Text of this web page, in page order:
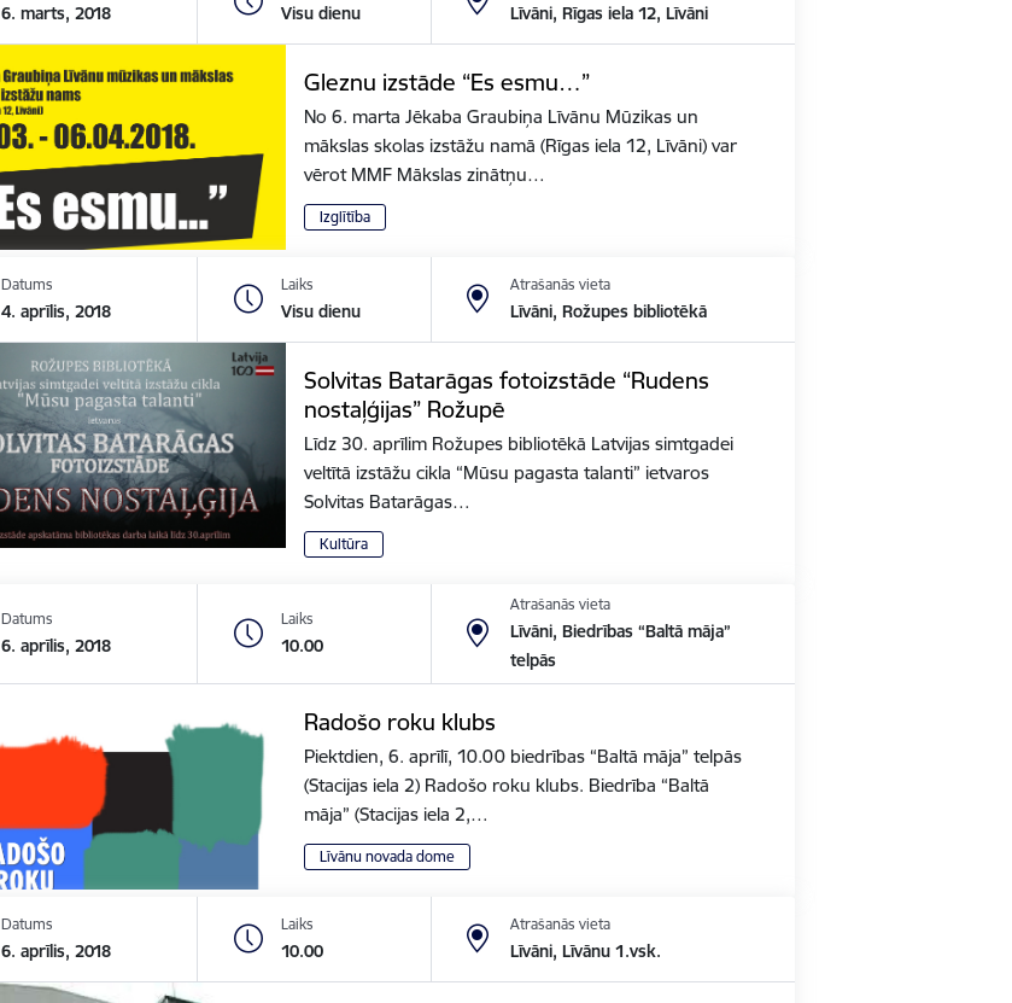
6. marts, 2018 Visu dienu Līvāni, Rīgas iela 12, Līvāni
Gleznu izstāde “Es esmu…”
No 6. marta Jēkaba Graubiņa Līvānu Mūzikas un
mākslas skolas izstāžu namā (Rīgas iela 12, Līvāni) var
vērot MMF Mākslas zinātņu…
Izglītība
Datums
4. aprīlis, 2018
Laiks
Visu dienu
Atrašanās vieta
Līvāni, Rožupes bibliotēkā
Solvitas Batarāgas fotoizstāde “Rudens
nostaļģijas” Rožupē
Līdz 30. aprīlim Rožupes bibliotēkā Latvijas simtgadei
veltītā izstāžu cikla “Mūsu pagasta talanti” ietvaros
Solvitas Batarāgas…
Kultūra
Datums
6. aprīlis, 2018
Laiks
10.00
Atrašanās vieta
Līvāni, Biedrības “Baltā māja”
telpās
Radošo roku klubs
Piektdien, 6. aprīlī, 10.00 biedrības “Baltā māja” telpās
(Stacijas iela 2) Radošo roku klubs. Biedrība “Baltā
māja” (Stacijas iela 2,…
Līvānu novada dome
Datums
6. aprīlis, 2018
Laiks
10.00
Atrašanās vieta
Līvāni, Līvānu 1.vsk.